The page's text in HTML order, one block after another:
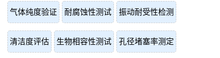
气体纯度验证 耐腐蚀性测试 振动耐受性检测
清洁度评估 生物相容性测试 孔径堵塞率测定